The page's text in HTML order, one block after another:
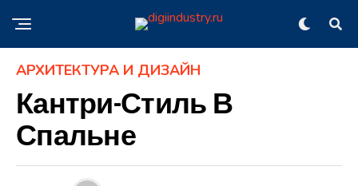
АРХИТЕКТУРА И ДИЗАЙН
Кантри-Стиль В
Спальне